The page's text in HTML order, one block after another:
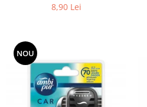
8,90 Lei
NOU